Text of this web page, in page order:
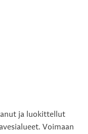
ja luokittellut
Voimaan